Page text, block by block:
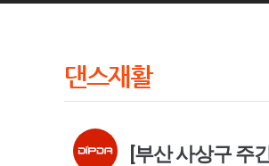
댄스재활
[부산 사상구 주